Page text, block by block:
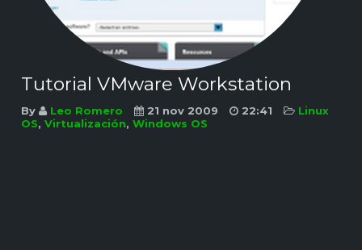
Tutorial VMware Workstation
By Leo Romero 21 nov 2009 22:41
Linux
OS,Virtualización,Windows OS